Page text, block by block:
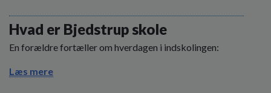
Hvad er Bjedstrup skole
En forældre fortæller om hverdagen i indskolingen:
Læs mere